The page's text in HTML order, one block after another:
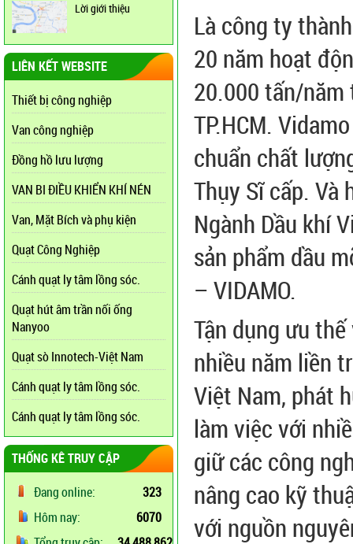
Lời giới thiệu
LIÊN KẾT WEBSITE
Thiết bị công nghiệp
Van công nghiệp
Đồng hồ lưu lượng
VAN BI ĐIỀU KHIỂN KHÍ NÉN
Van, Mặt Bích và phụ kiện
Quạt Công Nghiệp
Cánh quạt ly tâm lồng sóc.
Quạt hút âm trần nối ống
Nanyoo
Quạt sò Innotech-Việt Nam
Cánh quạt ly tâm lồng sóc.
Cánh quạt ly tâm lồng sóc.
THỐNG KÊ TRUY CẬP
Đang online:
323
Hôm nay:
6070
Là công ty
20 năm hoạt
20.000 tấn/năm
TP.HCM.
chuẩn chất
Thụy Sĩ cấp. Và
Ngành Dầu khí
sản phẩm dầu
– VIDAMO.
Tận dụng ưu
nhiều năm liền
Việt Nam, phát
làm việc với
giữ các công
nâng cao kỹ
với nguồn